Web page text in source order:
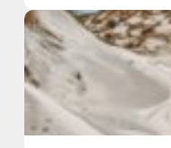
muleposer med
deres profil. Po...